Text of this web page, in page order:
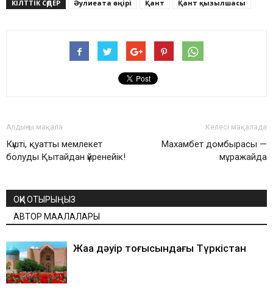
КІЛТТІК СӨДЕР Әулиеата өңірі Қант Қант қызылшасы
Алдыңғы мақала
Күшті, қуатты мемлекет
болуды Қытайдан үйренейік!
Келесі мақалада
Махамбет домбырасы —
мұражайда
ОҚИ ОТЫРЫҢЫЗ
АВТОР МАҚАЛАЛАРЫ
Жаңа дәуір тоғысындағы Түркістан